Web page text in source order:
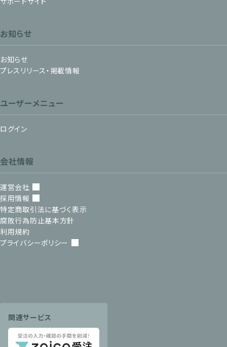
お知らせ
お知らせ
プレスリリース・掲載情報
ユーザーメニュー
ログイン
会社情報
運営会社
採用情報
特定商取引法に基づく表示
腐敗行為防止基本方針
利用規約
プライバシーポリシー
関連サービス